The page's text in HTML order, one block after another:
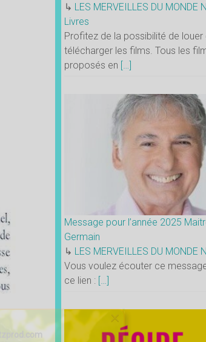
↳ LES MERVEILLES DU MONDE
Livres
Profitez de la possibilité de louer
télécharger les films. Tous les
proposés en […]
Message pour l’année 2025
Germain
↳ LES MERVEILLES DU MONDE
Vous voulez écouter ce
ce lien : […]
×